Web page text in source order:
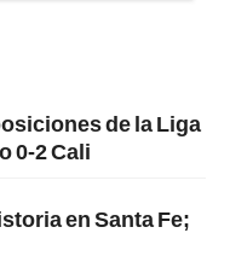
de la Liga
0-2 Cali
en Santa Fe;